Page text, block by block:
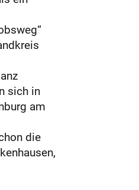
sich in
am
die